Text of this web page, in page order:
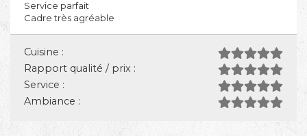
Service parfait
Cadre très agréable
Cuisine :
Rapport qualité / prix :
Service :
Ambiance :